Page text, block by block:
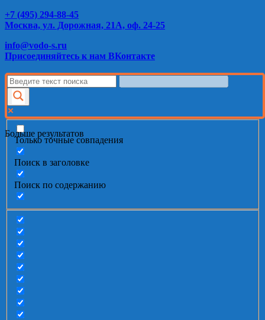
+7 (495) 294-88-45
Москва, ул. Дорожная, 21А, оф. 24-25
info@vodo-s.ru
Присоединяйтесь к нам ВКонтакте
Больше результатов
Только точные совпадения
Поиск в заголовке
Поиск по содержанию